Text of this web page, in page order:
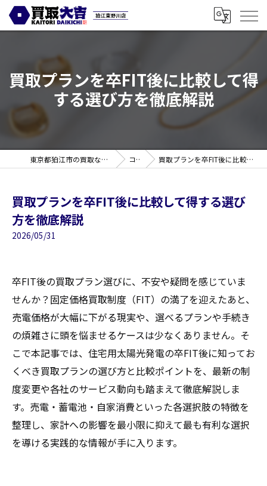
買取プランを卒FIT後に比較して得
する選び方を徹底解説
東京都狛江市の買取なら買取大吉 狛江東野川店 コラム 買取プランを卒FIT後に比較して得する選び方を徹底解説
買取プランを卒FIT後に比較して得する選び
方を徹底解説
2026/05/31
卒FIT後の買取プラン選びに、不安や疑問を感じていま
せんか？固定価格買取制度（FIT）の満了を迎えたあと、
売電価格が大幅に下がる現実や、選べるプランや手続き
の煩雑さに頭を悩ませるケースは少なくありません。そ
こで本記事では、住宅用太陽光発電の卒FIT後に知ってお
くべき買取プランの選び方と比較ポイントを、最新の制
度変更や各社のサービス動向も踏まえて徹底解説しま
す。売電・蓄電池・自家消費といった各選択肢の特徴を
整理し、家計への影響を最小限に抑えて最も有利な選択
を導ける実践的な情報が手に入ります。